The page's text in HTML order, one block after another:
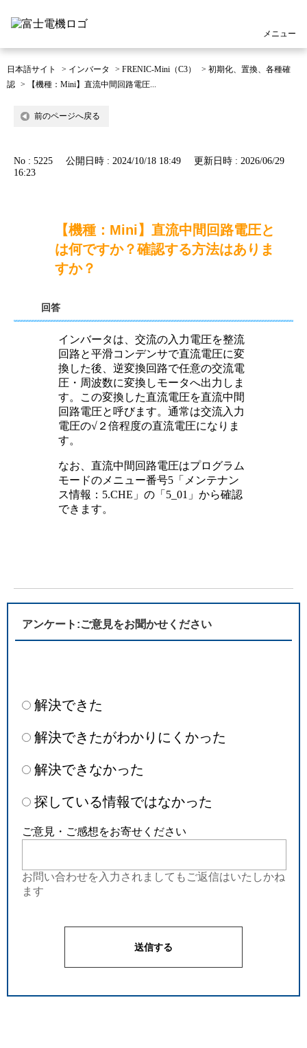
メニュー
日本語サイト > インバータ > FRENIC-Mini（C3） > 初期化、置換、各種確
認 > 【機種：Mini】直流中間回路電圧...
前のページへ戻る
No : 5225 公開日時 : 2024/10/18 18:49
更新日時 : 2026/06/29
16:23
【機種：Mini】直流中間回路電圧と
は何ですか？確認する方法はありま
すか？
回答
インバータは、交流の入力電圧を整流
回路と平滑コンデンサで直流電圧に変
換した後、逆変換回路で任意の交流電
圧・周波数に変換しモータへ出力しま
す。この変換した直流電圧を直流中間
回路電圧と呼びます。通常は交流入力
電圧の√２倍程度の直流電圧になりま
す。
なお、直流中間回路電圧はプログラム
モードのメニュー番号5「メンテナン
ス情報：5.CHE」の「5_01」から確認
できます。
アンケート:ご意見をお聞かせください
解決できた
解決できたがわかりにくかった
解決できなかった
探している情報ではなかった
ご意見・ご感想をお寄せください
お問い合わせを入力されましてもご返信はいたしかね
ます